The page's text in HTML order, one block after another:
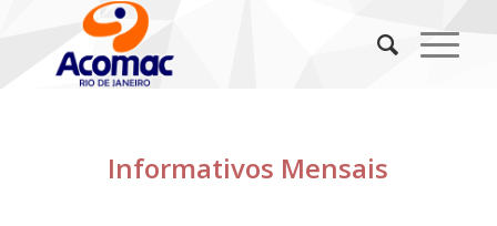
Informativos Mensais